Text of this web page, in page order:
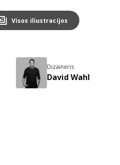
Visos iliustracijos
Dizaineris
David Wahl